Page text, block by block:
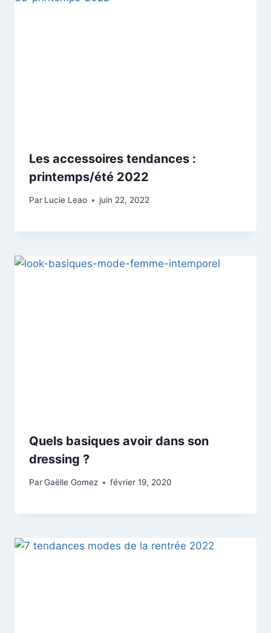
Les accessoires tendances :
printemps/été 2022
Par Lucie Leao juin 22, 2022
Quels basiques avoir dans son
dressing ?
ParGaëlle Gomez février 19, 2020